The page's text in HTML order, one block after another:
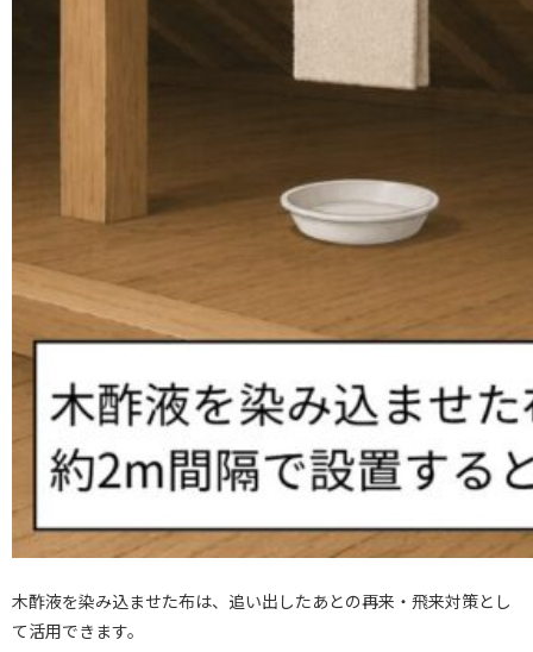
木酢液を染み込ませた布は、追い出したあとの再来・飛来対策とし
て活用できます。